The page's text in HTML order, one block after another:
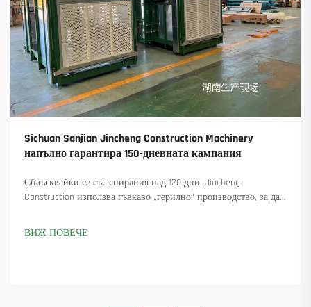
Sichuan Sanjian Jincheng Construction Machinery
напълно гарантира 150-дневната кампания
Сблъсквайки се със спирания над 120 дни, Jincheng
Construction използва гъвкаво „герилно“ производство, за да
Вижте как са поддържали производството в движение.
ВИЖ ПОВЕЧЕ